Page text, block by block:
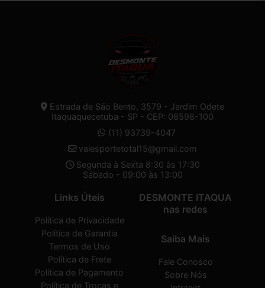
Estrada de São Bento, 3579 - Jardim Odete
Itaquaquecetuba - SP - CEP: 08598-100
(11) 93739-4047
valesportetotal15@gmail.com
Segunda à Sexta 8:30 às 17:30
Sábado - 09:00 às 13:00
Links Úteis
Política de Privacidade
Política de Garantia
Termos de Uso
Política de Frete
Política de Pagamento
Política de Trocas e
DESMONTE ITAQUA
nas redes
Saiba Mais
Fale Conosco
Sobre Nós